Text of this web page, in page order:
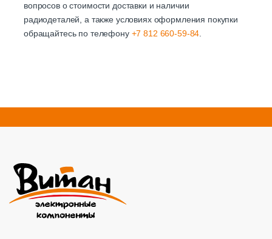
вопросов о стоимости доставки и наличии
радиодеталей, а также условиях оформления покупки
обращайтесь по телефону +7 812 660-59-84.